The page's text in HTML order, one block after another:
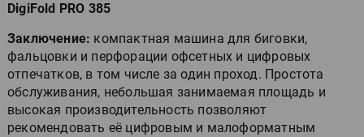
DigiFold PRO 385
Заключение: компактная машина для биговки,
фальцовки и перфорации офсетных и цифровых
отпечатков, в том числе за один проход. Простота
обслуживания, небольшая занимаемая площадь и
высокая производительность позволяют
рекомендовать её цифровым и малоформатным